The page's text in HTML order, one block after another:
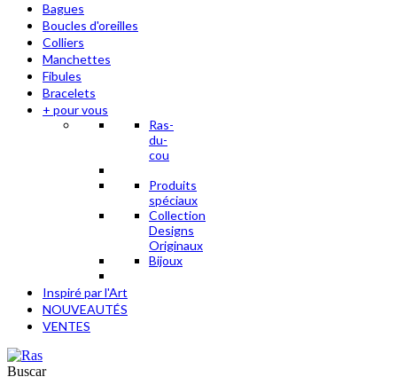
Bagues
Boucles d'oreilles
Colliers
Manchettes
Fibules
Bracelets
+ pour vous
Ras-
du-
cou
Produits
spéciaux
Collection
Designs
Originaux
Bijoux
Inspiré par l'Art
NOUVEAUTÉS
VENTES
Buscar